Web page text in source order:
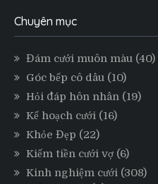
Chuyên mục
Đám cưới muôn màu (40)
Góc bếp cô dâu (10)
Hỏi đáp hôn nhân (19)
Kế hoạch cưới (16)
Khỏe Đẹp (22)
Kiếm tiền cưới vợ (6)
Kinh nghiệm cưới (308)